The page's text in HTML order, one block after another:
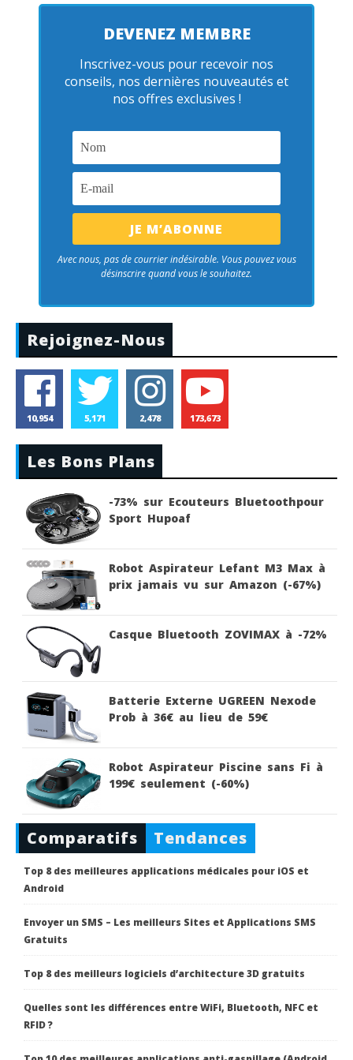
DEVENEZ MEMBRE
Inscrivez-vous pour recevoir nos
conseils, nos dernières nouveautés et
nos offres exclusives !
Avec nous, pas de courrier indésirable. Vous pouvez vous
désinscrire quand vous le souhaitez.
Rejoignez-Nous
10,954 5,171 2,478 173,673
Les Bons Plans
-73% sur Ecouteurs Bluetoothpour
Sport Hupoaf
Robot Aspirateur Lefant M3 Max à
prix jamais vu sur Amazon (-67%)
Casque Bluetooth ZOVIMAX à -72%
Batterie Externe UGREEN Nexode
Prob à 36€ au lieu de 59€
Robot Aspirateur Piscine sans Fi à
199€ seulement (-60%)
Comparatifs Tendances
Top 8 des meilleures applications médicales pour iOS et
Android
Envoyer un SMS – Les meilleurs Sites et Applications SMS
Gratuits
Top 8 des meilleurs logiciels d’architecture 3D gratuits
Quelles sont les différences entre WiFi, Bluetooth, NFC et
RFID ?